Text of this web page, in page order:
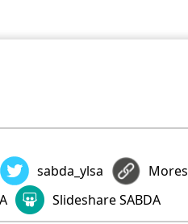
sabda_ylsa
Mores
Slideshare SABDA